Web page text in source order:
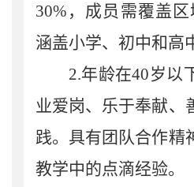
30% ，成员需覆盖区
涵盖小学、初中和高
2.年龄在40岁以
业爱岗、乐于奉献、
践。具有团队合作精
教学中的点滴经验。